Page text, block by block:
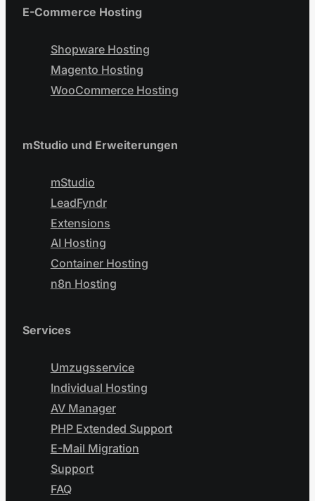
E-Commerce Hosting
Shopware Hosting
Magento Hosting
WooCommerce Hosting
mStudio und Erweiterungen
mStudio
LeadFyndr
Extensions
AI Hosting
Container Hosting
n8n Hosting
Services
Umzugsservice
Individual Hosting
AV Manager
PHP Extended Support
E-Mail Migration
Support
FAQ